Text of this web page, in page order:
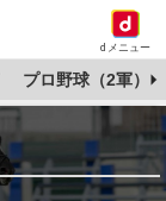
dメニュー
プロ野球（2軍）